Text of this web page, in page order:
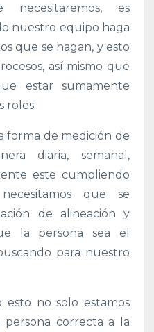
es
nuestro equipo haga
que se hagan, y esto
así mismo que
estar sumamente
roles.
forma de medición de
diaria, semanal,
este cumpliendo
que se
de alineación y
la persona sea el
para nuestro
no solo estamos
correcta a la